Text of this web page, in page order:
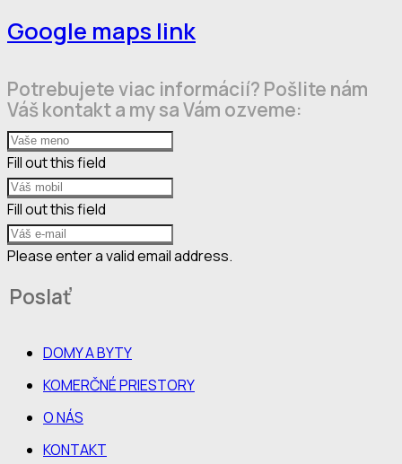
Google maps link
Potrebujete viac informácií? Pošlite nám
Váš kontakt a my sa Vám ozveme:
Fill out this field
Fill out this field
Please enter a valid email address.
Poslať
DOMY A BYTY
KOMERČNÉ PRIESTORY
O NÁS
KONTAKT